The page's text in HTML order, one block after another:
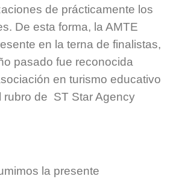
de prácticamente los
De esta forma, la AMTE
en la terna de finalistas,
pasado fue reconocida
en turismo educativo
rubro de ST Star Agency
la presente